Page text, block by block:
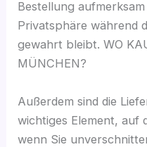
Bestellung
Privatsphäre während
gewahrt bleibt. WO
MÜNCHEN?
Außerdem sind die
wichtiges Element, auf
wenn Sie